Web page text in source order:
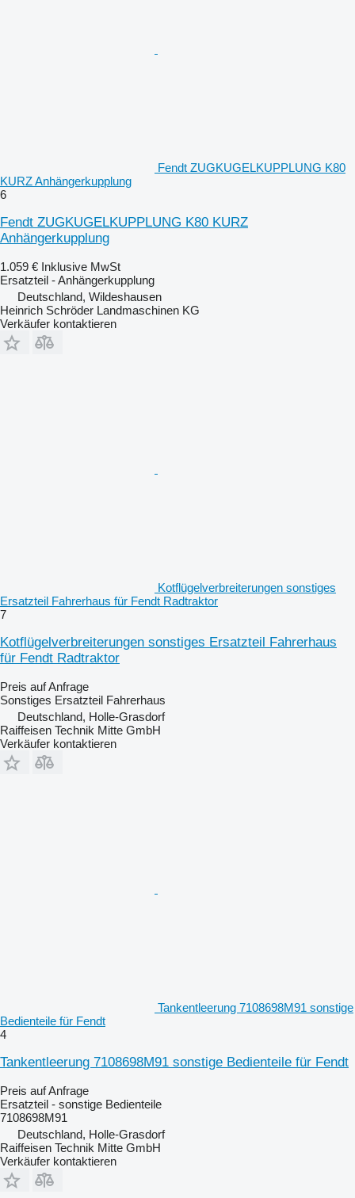
Fendt ZUGKUGELKUPPLUNG K80
KURZ Anhängerkupplung
6
Fendt ZUGKUGELKUPPLUNG K80 KURZ
Anhängerkupplung
1.059 € Inklusive MwSt
Ersatzteil - Anhängerkupplung
Deutschland, Wildeshausen
Heinrich Schröder Landmaschinen KG
Verkäufer kontaktieren
Kotflügelverbreiterungen sonstiges
Ersatzteil Fahrerhaus für Fendt Radtraktor
7
Kotflügelverbreiterungen sonstiges Ersatzteil Fahrerhaus
für Fendt Radtraktor
Preis auf Anfrage
Sonstiges Ersatzteil Fahrerhaus
Deutschland, Holle-Grasdorf
Raiffeisen Technik Mitte GmbH
Verkäufer kontaktieren
Tankentleerung 7108698M91 sonstige
Bedienteile für Fendt
4
Tankentleerung 7108698M91 sonstige Bedienteile für Fendt
Preis auf Anfrage
Ersatzteil - sonstige Bedienteile
7108698M91
Deutschland, Holle-Grasdorf
Raiffeisen Technik Mitte GmbH
Verkäufer kontaktieren